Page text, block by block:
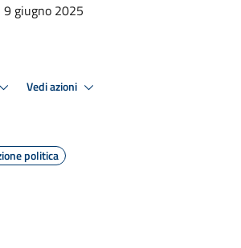
giugno 2025
Vedi azioni
politica